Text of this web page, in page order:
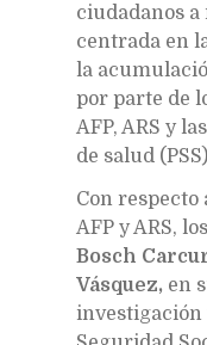
ciudadanos a
centrada en
la
por parte de
AFP, ARS y
de salud
Con respecto
AFP y ARS,
Bosch
Vásquez, en
investigación